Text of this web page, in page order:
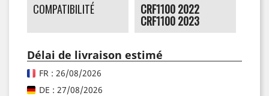
COMPATIBILITÉ CRF1100 2022
CRF1100 2023
Délai de livraison estimé
FR : 26/08/2026
DE : 27/08/2026